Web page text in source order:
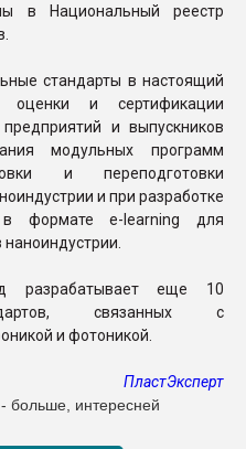
в Национальный реестр
стандарты в настоящий
и сертификации
и выпускников
модульных программ
и переподготовки
и при разработке
в формате e-learning для
разрабатывает еще 10
связанных с
и фотоникой.
ПластЭксперт
больше, интересней